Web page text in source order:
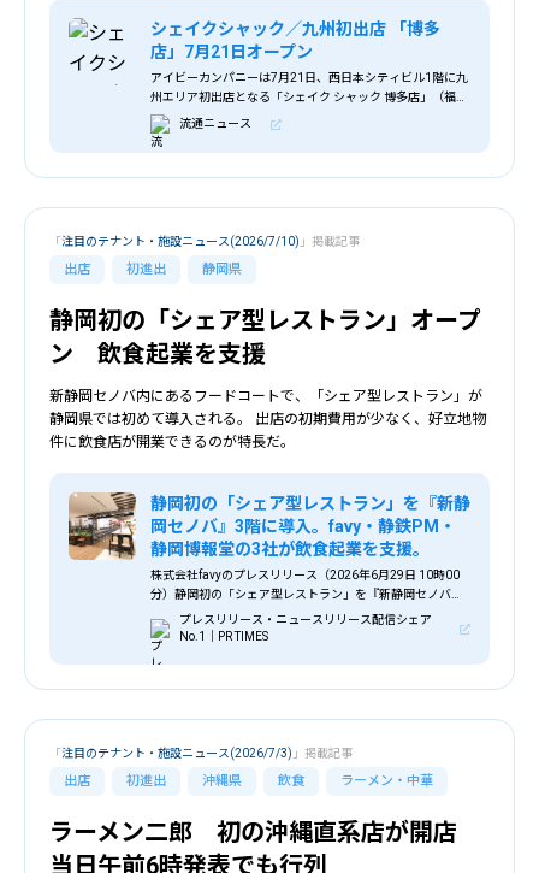
シェイクシャック／九州初出店 「博多
店」7月21日オープン
アイビーカンパニーは7月21日、西日本シティビル1階に九
州エリア初出店となる「シェイク シャック 博多店」（福岡
市博多区）をオープンする。 シェイク シャックはニューヨ
ークで誕生したモダンなハンバーガ
流通ニュース
出店 初進出 静岡県
「注目のテナント・施設ニュース(2026/7/10) 」掲載記事
静岡初の「シェア型レストラン」オープ
ン 飲食起業を支援
新静岡セノバ内にあるフードコートで、「シェア型レストラン」が
静岡県では初めて導入される。 出店の初期費用が少なく、好立地物
件に飲食店が開業できるのが特長だ。
静岡初の「シェア型レストラン」を『新静
岡セノバ』3階に導入。favy・静鉄PM・
静岡博報堂の3社が飲食起業を支援。
株式会社favyのプレスリリース（2026年6月29日 10時00
分）静岡初の「シェア型レストラン」を『新静岡セノバ』3
階に導入。favy・静鉄PM・静岡博報堂の3社が飲食起業を
支援。
プレスリリース・ニュースリリース配信シェア
No.1｜PR TIMES
出店 初進出 沖縄県 飲食 ラーメン・中華
「注目のテナント・施設ニュース(2026/7/3) 」掲載記事
ラーメン二郎 初の沖縄直系店が開店
当日午前6時発表でも行列